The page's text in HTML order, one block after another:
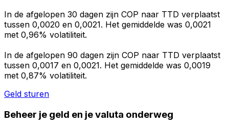
In de afgelopen 30 dagen zijn COP naar TTD verplaatst
tussen 0,0020 en 0,0021. Het gemiddelde was 0,0021
met 0,96% volatiliteit.
In de afgelopen 90 dagen zijn COP naar TTD verplaatst
tussen 0,0017 en 0,0021. Het gemiddelde was 0,0019
met 0,87% volatiliteit.
Geld sturen
Beheer je geld en je valuta onderweg